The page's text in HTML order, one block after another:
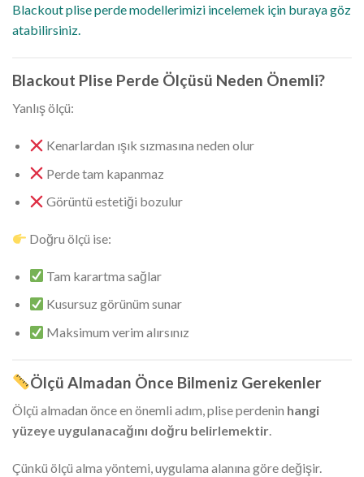
Blackout plise perde modellerimizi incelemek için buraya göz
atabilirsiniz.
Blackout Plise Perde Ölçüsü Neden Önemli?
Yanlış ölçü:
Kenarlardan ışık sızmasına neden olur
Perde tam kapanmaz
Görüntü estetiği bozulur
Doğru ölçü ise:
Tam karartma sağlar
Kusursuz görünüm sunar
Maksimum verim alırsınız
Ölçü Almadan Önce Bilmeniz Gerekenler
Ölçü almadan önce en önemli adım, plise perdenin hangi
yüzeye uygulanacağını doğru belirlemektir.
Çünkü ölçü alma yöntemi, uygulama alanına göre değişir.